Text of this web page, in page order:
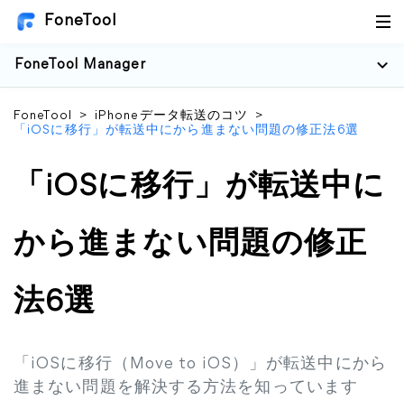
FoneTool
FoneTool Manager
FoneTool > iPhoneデータ転送のコツ
>
「iOSに移行」が転送中にから進まない問題の修正法6選
「iOSに移行」が転送中に
から進まない問題の修正
法6選
「iOSに移行（Move to iOS）」が転送中にから
進まない問題を解決する方法を知っています